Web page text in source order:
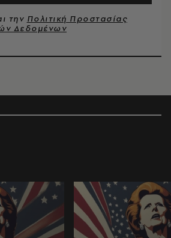
την Πολιτική Προστασίας
Δεδομένων